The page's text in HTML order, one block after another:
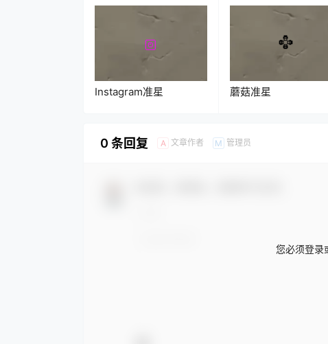
Instagram准星 蘑菇准星
0 条回复 A 文章作者 M 管理员
您必须登录